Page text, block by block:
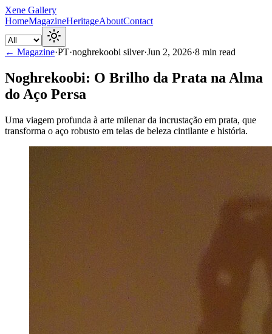
Xene Gallery
HomeMagazineHeritageAboutContact
← Magazine·PT·noghrekoobi silver·Jun 2, 2026·8 min read
Noghrekoobi: O Brilho da Prata na Alma
do Aço Persa
Uma viagem profunda à arte milenar da incrustação em prata, que
transforma o aço robusto em telas de beleza cintilante e história.